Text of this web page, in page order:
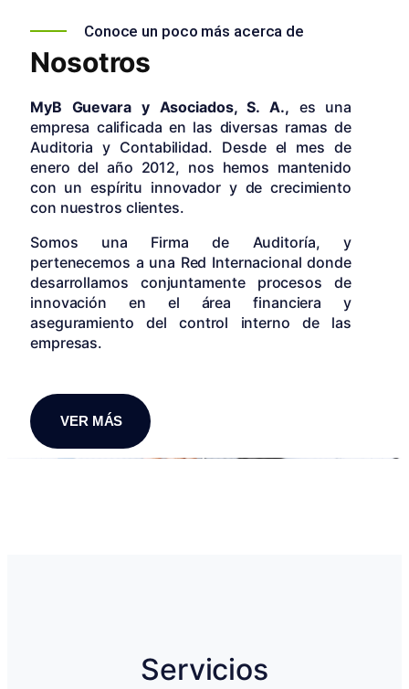
Conoce un poco más acerca de
Nosotros
MyB Guevara y Asociados, S. A., es una
empresa calificada en las diversas ramas de
Auditoria y Contabilidad. Desde el mes de
enero del año 2012, nos hemos mantenido
con un espíritu innovador y de crecimiento
con nuestros clientes.
Somos una Firma de Auditoría, y
pertenecemos a una Red Internacional donde
desarrollamos conjuntamente procesos de
innovación en el área financiera y
aseguramiento del control interno de las
empresas.
VER MÁS
Servicios